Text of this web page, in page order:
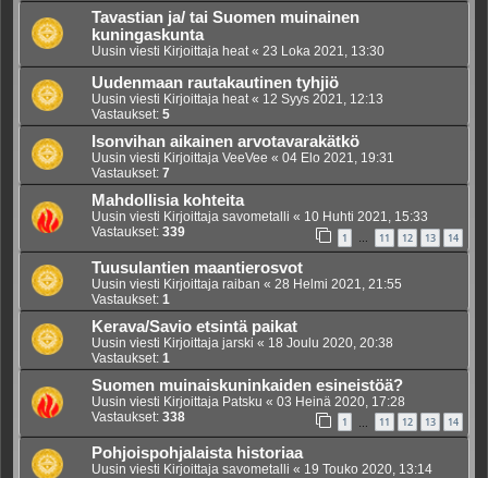
Tavastian ja/ tai Suomen muinainen
kuningaskunta
Uusin viesti Kirjoittaja heat« 23 Loka 2021, 13:30
Uudenmaan rautakautinen tyhjiö
Uusin viesti Kirjoittaja heat« 12 Syys 2021, 12:13
Vastaukset: 5
Isonvihan aikainen arvotavarakätkö
Uusin viesti Kirjoittaja VeeVee « 04 Elo 2021, 19:31
Vastaukset: 7
Mahdollisia kohteita
Uusin viesti Kirjoittaja savometalli « 10 Huhti 2021, 15:33
Vastaukset: 339 1 11 12 13 14
Tuusulantien maantierosvot
Uusin viesti Kirjoittaja raiban « 28 Helmi 2021, 21:55
Vastaukset: 1
Kerava/Savio etsintä paikat
Uusin viesti Kirjoittaja jarski « 18 Joulu 2020, 20:38
Vastaukset: 1
Suomen muinaiskuninkaiden esineistöä?
Uusin viesti Kirjoittaja Patsku « 03 Heinä 2020, 17:28
Vastaukset: 338 1 11 12 13 14
Pohjoispohjalaista historiaa
Uusin viesti Kirjoittaja savometalli « 19 Touko 2020, 13:14